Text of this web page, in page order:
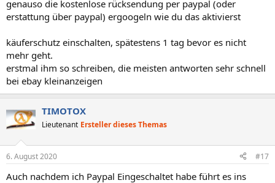
genauso die kostenlose rücksendung per paypal (oder
erstattung über paypal) ergoogeln wie du das aktivierst
käuferschutz einschalten, spätestens 1 tag bevor es nicht
mehr geht.
erstmal ihm so schreiben, die meisten antworten sehr schnell
bei ebay kleinanzeigen
TIMOTOX
Lieutenant Ersteller dieses Themas
6. August 2020 #17
Auch nachdem ich Paypal Eingeschaltet habe führt es ins